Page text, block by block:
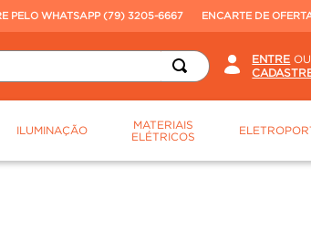
PELO WHATSAPP (79) 3205-6667 ENCARTE DE
OU
ILUMINAÇÃO
MATERIAIS
ELÉTRICOS